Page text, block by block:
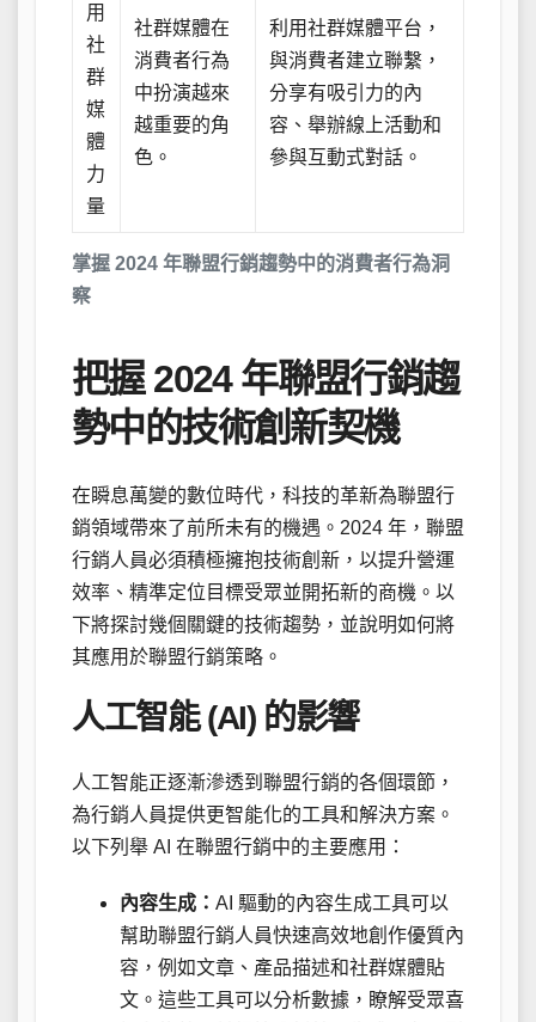
掌握 2024 年聯盟行銷趨勢中的消費者行為洞
察
用
社
群
媒
體
力
量
社群媒體在
消費者行為
中扮演越來
越重要的角
色。
利用社群媒體平台，
與消費者建立聯繫，
分享有吸引力的內
容、舉辦線上活動和
參與互動式對話。
把握 2024 年聯盟行銷趨
勢中的技術創新契機
在瞬息萬變的數位時代，科技的革新為聯盟行
銷領域帶來了前所未有的機遇。2024 年，聯盟
行銷人員必須積極擁抱技術創新，以提升營運
效率、精準定位目標受眾並開拓新的商機。以
下將探討幾個關鍵的技術趨勢，並說明如何將
其應用於聯盟行銷策略。
人工智能 (AI) 的影響
人工智能正逐漸滲透到聯盟行銷的各個環節，
為行銷人員提供更智能化的工具和解決方案。
以下列舉 AI 在聯盟行銷中的主要應用：
內容生成： AI 驅動的內容生成工具可以
幫助聯盟行銷人員快速高效地創作優質內
容，例如文章、產品描述和社群媒體貼
文。這些工具可以分析數據，瞭解受眾喜